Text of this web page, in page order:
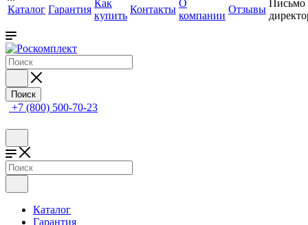
Каталог Гарантия
Как
купить
Контакты
О
компании
Отзывы
Письмо
Поиск
+7 (800) 500-70-23
Каталог
Гарантия